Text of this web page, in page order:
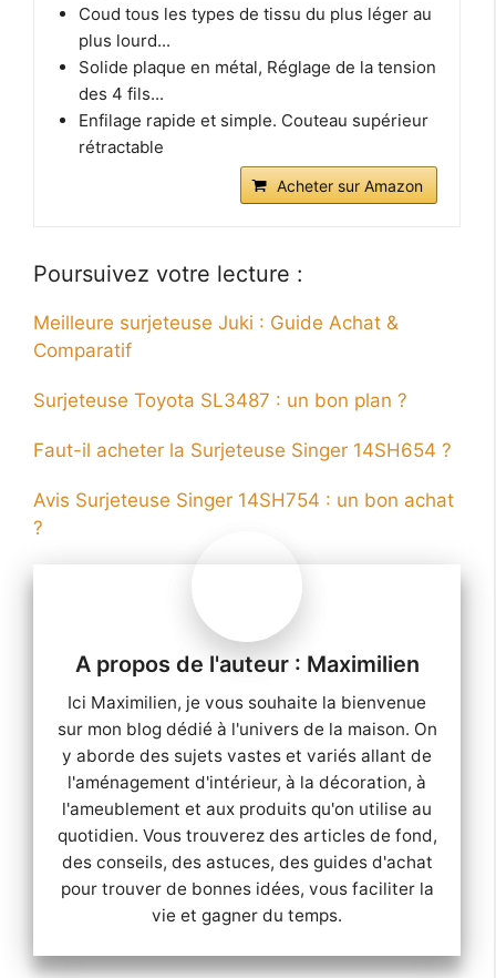
Coud tous les types de tissu du plus léger au
plus lourd...
Solide plaque en métal, Réglage de la tension
des 4 fils...
Enfilage rapide et simple. Couteau supérieur
rétractable
Acheter sur Amazon
Poursuivez votre lecture :
Meilleure surjeteuse Juki : Guide Achat &
Comparatif
Surjeteuse Toyota SL3487 : un bon plan ?
Faut-il acheter la Surjeteuse Singer 14SH654 ?
Avis Surjeteuse Singer 14SH754 : un bon achat
?
Maximilien
Ici Maximilien, je vous souhaite la bienvenue
sur mon blog dédié à l'univers de la maison. On
y aborde des sujets vastes et variés allant de
l'aménagement d'intérieur, à la décoration, à
l'ameublement et aux produits qu'on utilise au
quotidien. Vous trouverez des articles de fond,
des conseils, des astuces, des guides d'achat
pour trouver de bonnes idées, vous faciliter la
vie et gagner du temps.